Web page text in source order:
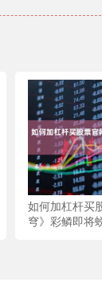
如何加杠杆买
穹》彩鳞即将